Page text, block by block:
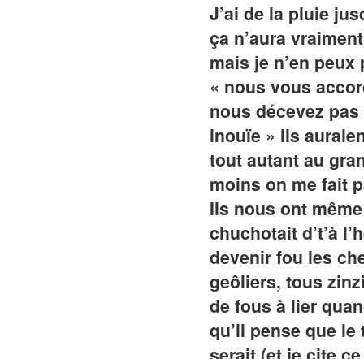
J’ai de la pluie
ça n’aura
mais je n’en
« nous vous
nous décevez
inouïe » ils
tout autant au
moins on me fait
Ils nous ont
chuchotait d’t’à
devenir fou les
geôliers, tous
de fous à lier
qu’il pense que